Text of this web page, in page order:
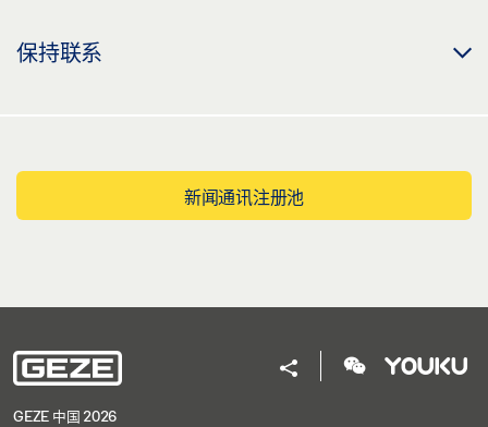
保持联系
新闻通讯注册池
GEZE 中国 2026